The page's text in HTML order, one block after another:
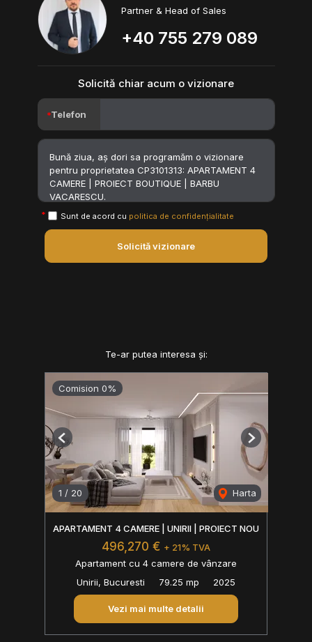
Partner & Head of Sales
+40 755 279 089
Solicită chiar acum o vizionare
Telefon
Sunt de acord cu politica de confidențialitate
Solicită vizionare
Te-ar putea interesa și:
Comision 0%
1 / 20 Harta
Previous Next
APARTAMENT 4 CAMERE | UNIRII | PROIECT NOU
496,270 € + 21% TVA
Apartament cu 4 camere de vânzare
Unirii, Bucuresti
79.25 mp 2025
Vezi mai multe detalii